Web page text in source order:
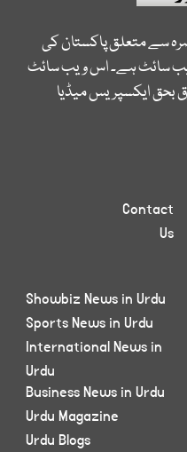
سے متعلق پاکستان کی
سائٹ ہے۔ اس ویب سائٹ
بحق ایکسپریس میڈیا
Contact
Us
Showbiz News in Urdu
Sports News in Urdu
International News in
Urdu
Business News in Urdu
Urdu Magazine
Urdu Blogs